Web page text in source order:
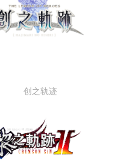
黎之轨迹百度贴吧
创之轨迹